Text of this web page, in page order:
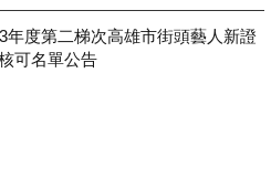
年度第二梯次高雄市街頭藝人新證
可名單公告